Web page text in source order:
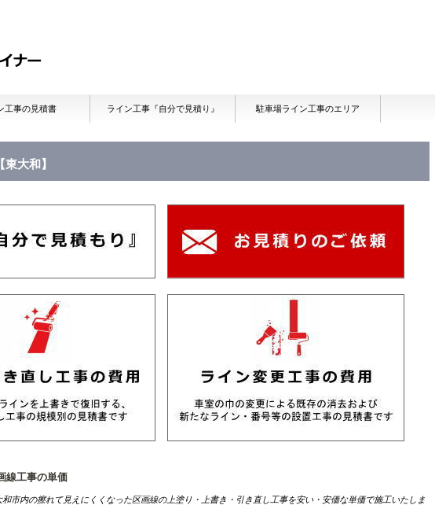
【東大和】
線工事の単価
市内の擦れて見えにくくなった区画線の上塗り・上書き・引き直し工事を安い・安価な単価で施工いたしま
工事の見積書 ライン工事『自分で見積り』 駐車場ライン工事のエリア